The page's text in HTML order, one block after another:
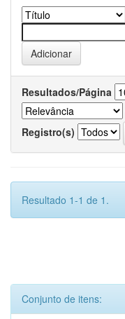
Resultados/Página
Registro(s)
Resultado 1-1 de 1.
Conjunto de itens: